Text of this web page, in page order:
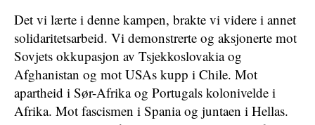
Det vi lærte i denne kampen, brakte vi videre i annet
solidaritetsarbeid. Vi demonstrerte og aksjonerte mot
Sovjets okkupasjon av Tsjekkoslovakia og
Afghanistan og mot USAs kupp i Chile. Mot
apartheid i Sør-Afrika og Portugals kolonivelde i
Afrika. Mot fascismen i Spania og juntaen i Hellas.